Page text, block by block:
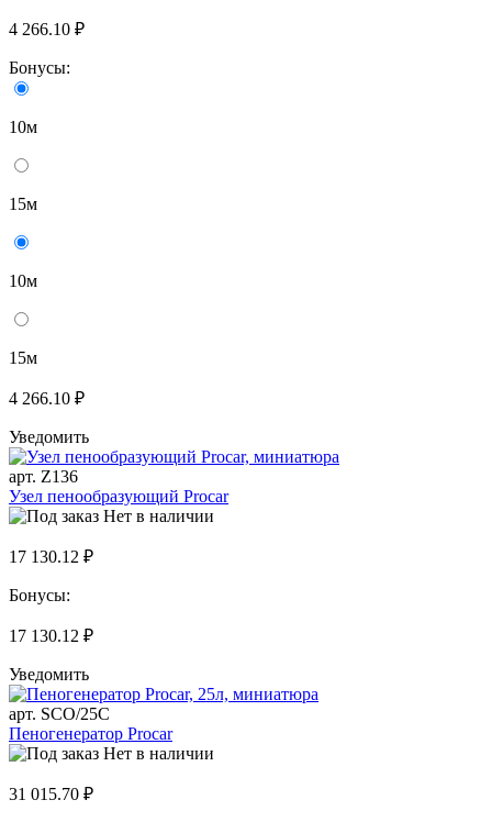
4 266.10 ₽
Бонусы:
10м
15м
10м
15м
4 266.10 ₽
Уведомить
арт. Z136
Узел пенообразующий Procar
Нет в наличии
17 130.12 ₽
Бонусы:
17 130.12 ₽
Уведомить
арт. SCO/25C
Пеногенератор Procar
Нет в наличии
31 015.70 ₽